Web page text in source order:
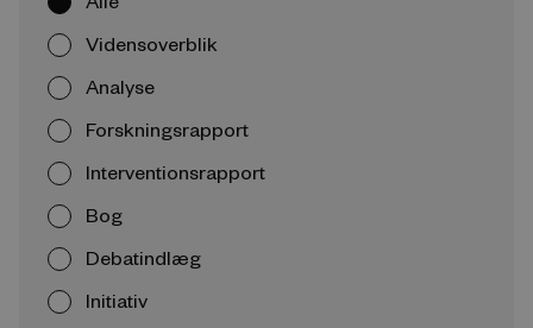
Vidensoverblik
Analyse
Forskningsrapport
Interventionsrapport
Bog
Debatindlæg
Initiativ